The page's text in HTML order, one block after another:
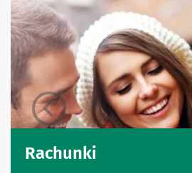
Rachunki